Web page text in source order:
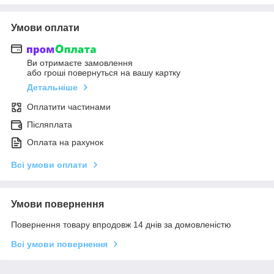
Умови оплати
Ви отримаєте замовлення
або гроші повернуться на вашу картку
Детальніше
Оплатити частинами
Післяплата
Оплата на рахунок
Всі умови оплати
Умови повернення
Повернення товару впродовж 14 днів за домовленістю
Всі умови повернення